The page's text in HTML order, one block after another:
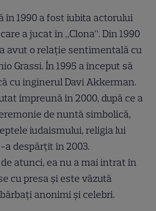
în 1990 a fost iubita actorului
a jucat în „Clona”. Din 1990
avut o relație sentimentală cu
Grassi. În 1995 a început să
cu inginerul Davi Akkerman.
împreună în 2000, după ce a
de nuntă simbolică,
iudaismului, religia lui
a despărțit în 2003.
atunci, ea nu a mai intrat în
cu presa și este văzută
anonimi și celebri.